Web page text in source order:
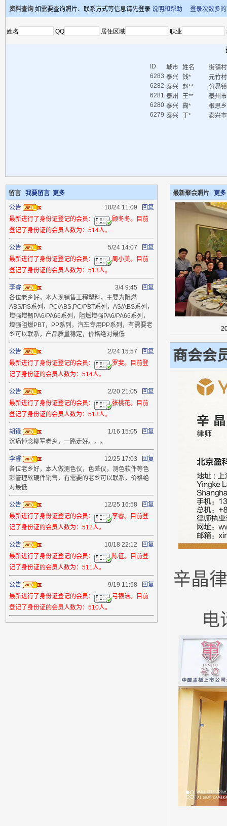
资料查询 如需要查询照片、联系方式等信息请先登录 说明和帮助 登录次数多
留言 我要留言 更多
公告
10/24 11:09
回复
最新进行了身份证登记的会员：
顾冬冬。目前
登记了身份证的会员人数为：514人。
公告 5/24 14:07
回复
最新进行了身份证登记的会员：
周小美。目前
登记了身份证的会员人数为：513人。
李睿 3/4 9:45
回复
各位老乡好，本人现销售工程塑料，主要为阻燃
ABS/PS系列，PC/ABS,PC/PBT系列，AS/ABS系列，
增强增韧PA6/PA66系列，阻燃增强PA6/PA66系列，
增强阻燃PBT，PP系列，汽车专用PP系列，有需要老
乡可以联系，产品质量稳定，价格绝对最低
公告 2/24 15:57
回复
最新进行了身份证登记的会员：
罗斐。目前登
记了身份证的会员人数为：514人。
公告 2/20 21:05
回复
最新进行了身份证登记的会员：
张桃花。目前
登记了身份证的会员人数为：513人。
胡锋 1/16 15:05
回复
沉痛悼念柳军老乡，一路走好。。。
李睿 12/25 17:03
回复
各位老乡好，本人做测色仪，色差仪，测色软件等色
彩管理软硬件销售，有需要的老乡可以联系，价格绝
对最低
公告 12/25 16:58
回复
最新进行了身份证登记的会员：
李睿。目前登
记了身份证的会员人数为：512人。
公告 10/18 22:12
回复
最新进行了身份证登记的会员：
陈征。目前登
记了身份证的会员人数为：511人。
公告 9/19 11:58
回复
最新进行了身份证登记的会员：
弓银洁。目前
登记了身份证的会员人数为：510人。
最新聚会照片 更多
商会会
辛晶
电